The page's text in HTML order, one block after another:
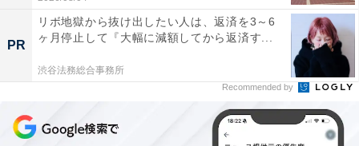
PR
リボ地獄から抜け出したい人は、返済を3～6
ヶ月停止して『大幅に減額してから返済す...
渋谷法務総合事務所
Recommended by